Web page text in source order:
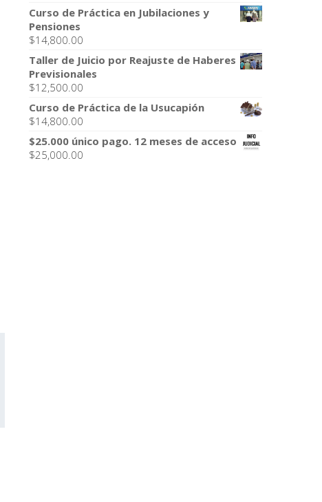
Curso de Práctica en Jubilaciones y
Pensiones
$14,800.00
Taller de Juicio por Reajuste de Haberes
Previsionales
$12,500.00
Curso de Práctica de la Usucapión
$14,800.00
$25.000 único pago. 12 meses de acceso
$25,000.00